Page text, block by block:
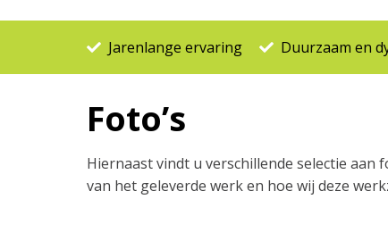
Jarenlange ervaring Duurzaam en
Foto’s
Hiernaast vindt u verschillende selectie aan
van het geleverde werk en hoe wij deze